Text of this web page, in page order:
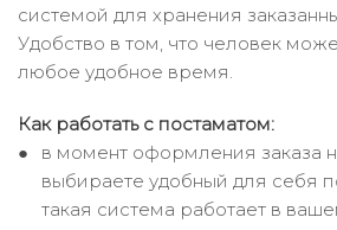
системой для хранения
Удобство в том, что человек
любое удобное время.
Как работать с постаматом:
в момент оформления заказа
выбираете удобный для себя
такая система работает в